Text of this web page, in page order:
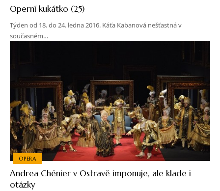
Operní kukátko (25)
Týden od 18. do 24. ledna 2016. Káťa Kabanová nešťastná v
současném…
OPERA
Andrea Chénier v Ostravě imponuje, ale klade i
otázky